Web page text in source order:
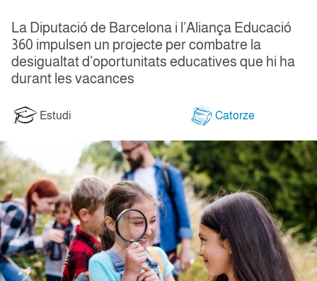
La Diputació de Barcelona i l’Aliança Educació
360 impulsen un projecte per combatre la
desigualtat d’oportunitats educatives que hi ha
durant les vacances
Estudi Catorze